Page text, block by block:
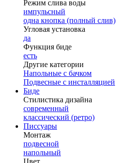
Режим слива воды
импульсный
одна кнопка (полный слив)
Угловая установка
да
Функция биде
есть
Другие категории
Напольные с бачком
Подвесные с инсталляцией
Биде
Стилистика дизайна
современный
классический (ретро)
Писсуары
Монтаж
подвесной
напольный
Цвет